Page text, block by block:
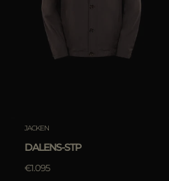
JACKEN
DALENS-STP
€1.095